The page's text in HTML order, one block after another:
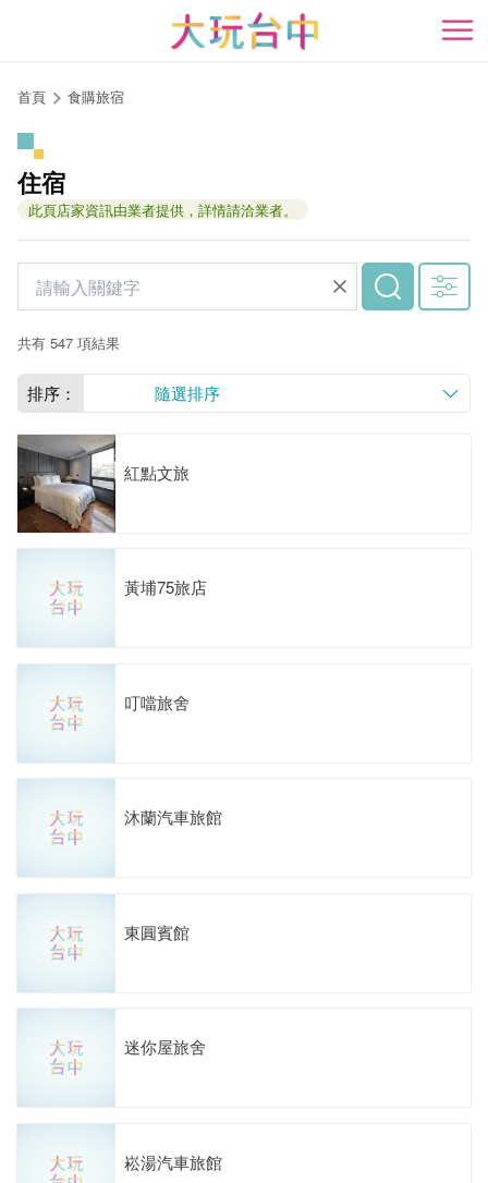
開
首頁 食購旅宿
住宿
此頁店家資訊由業者提供，詳情請洽業者。
共有 547 項結果
排序： 隨選排序
紅點文旅
黃埔75旅店
叮噹旅舍
沐蘭汽車旅館
東圓賓館
迷你屋旅舍
崧湯汽車旅館